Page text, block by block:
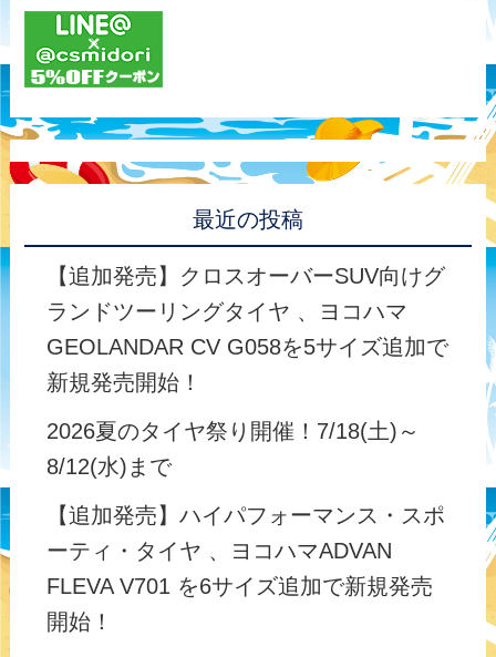
最近の投稿
【追加発売】クロスオーバーSUV向けグ
ランドツーリングタイヤ 、ヨコハマ
GEOLANDAR CV G058を5サイズ追加で
新規発売開始！
2026夏のタイヤ祭り開催！7/18(土)～
8/12(水)まで
【追加発売】ハイパフォーマンス・スポ
ーティ・タイヤ 、ヨコハマADVAN
FLEVA V701 を6サイズ追加で新規発売
開始！